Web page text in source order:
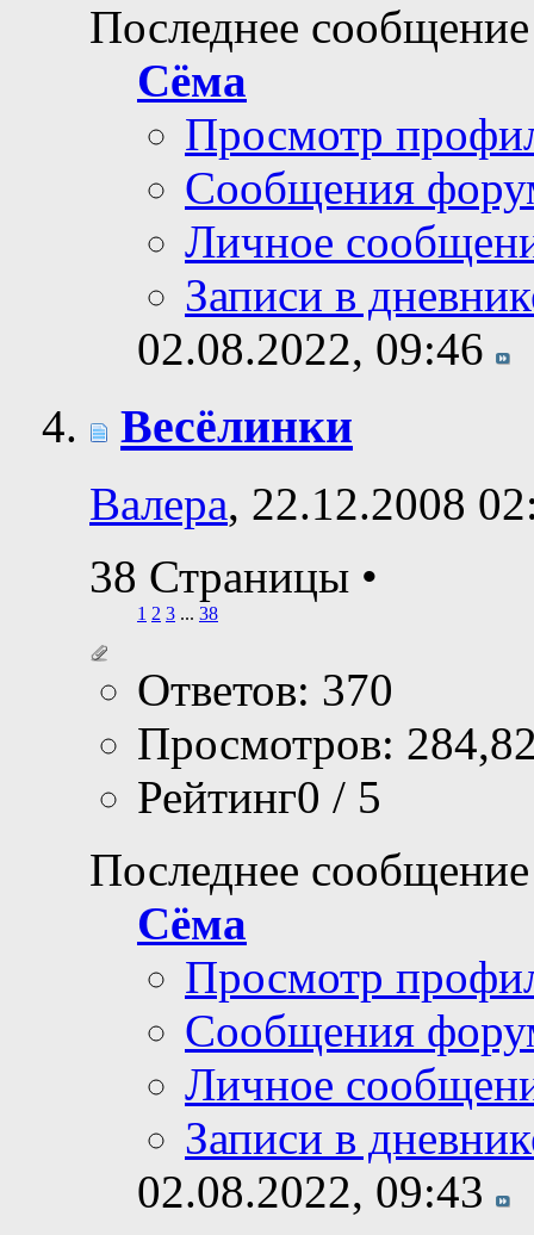
Последнее
Сёма
Просмотр
Сообщения
Личное
Записи в
02.08.2022, 09:46
Весёлинки
Валера, 22.12.2008
38 Страницы •
1 2 3 ... 38
Ответов: 370
Просмотров:
Рейтинг0 / 5
Последнее
Сёма
Просмотр
Сообщения
Личное
Записи в
02.08.2022, 09:43